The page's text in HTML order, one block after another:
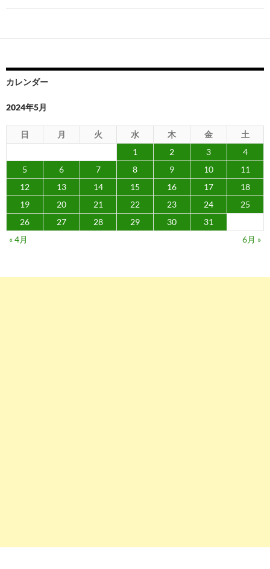
ゲ
ー
ョ
ン
カレンダー
2024年5月
日 月 火 水 木 金
土
1
2 3
4
5
6 7 8 9 10
11
12
13 14 15 16 17
18
19
20 21 22 23 24
25
26
27 28 29 30
31
« 4月
6月 »